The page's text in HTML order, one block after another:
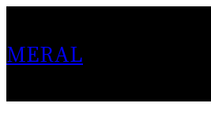
content
MERAL